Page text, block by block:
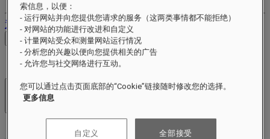
退出
查看价格
酒店及度假村
索信息，以便：
- 运行网站并向您提供您请求的服务（这两类事情都不能拒绝）
- 对网站的功能进行改进和自定义
- 计量网站受众和测量网站运行情况
- 分析您的兴趣以便向您提供相关的广告
- 允许您与社交网络进行互动。
您可以通过点击页面底部的“Cookie”链接随时修改您的选择。
更多信息
自定义 全部接受